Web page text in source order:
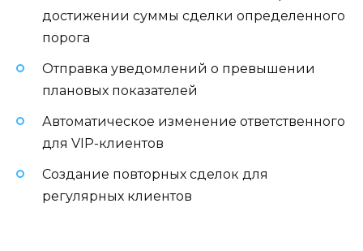
достижении суммы сделки определенного
порога
Отправка уведомлений о превышении
плановых показателей
Автоматическое изменение ответственного
для VIP-клиентов
Создание повторных сделок для
регулярных клиентов